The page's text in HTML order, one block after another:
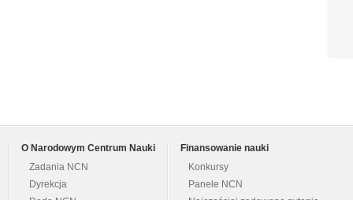
O Narodowym Centrum Nauki
Zadania NCN
Dyrekcja
Finansowanie nauki
Konkursy
Panele NCN